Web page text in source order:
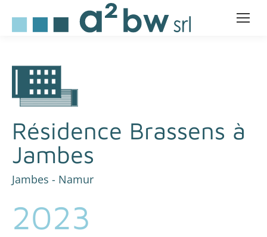
Résidence Brassens à
Jambes
Jambes - Namur
2023